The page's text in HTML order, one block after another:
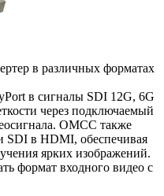
в различных форматах
в сигналы SDI 12G, 6G
через подключаемый
OMCC также
SDI в HDMI, обеспечивая
ярких изображений.
формат входного видео с